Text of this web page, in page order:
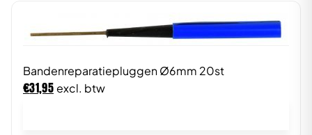
Bandenreparatiepluggen Ø6mm 20st
€31,95 excl. btw